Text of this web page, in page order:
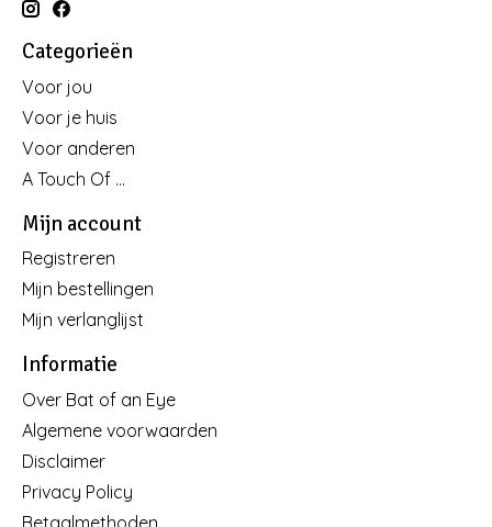
Categorieën
Voor jou
Voor je huis
Voor anderen
A Touch Of ...
Mijn account
Registreren
Mijn bestellingen
Mijn verlanglijst
Informatie
Over Bat of an Eye
Algemene voorwaarden
Disclaimer
Privacy Policy
Betaalmethoden